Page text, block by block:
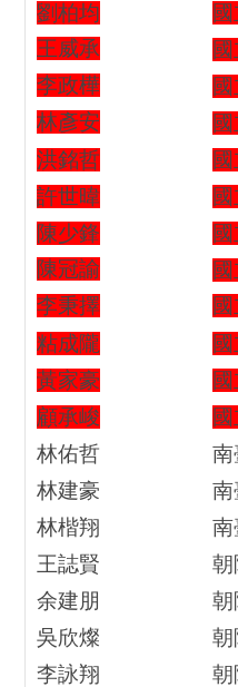
劉柏均
王威承
李政樺
林彥安
洪銘哲
許世暐
陳少鋒
陳冠諭
李秉擇
粘成隴
黃家豪
顧承峻
林佑哲
南
林建豪
南
林楷翔
南
王誌賢
朝
余建朋
朝
吳欣燦
朝
李詠翔
朝